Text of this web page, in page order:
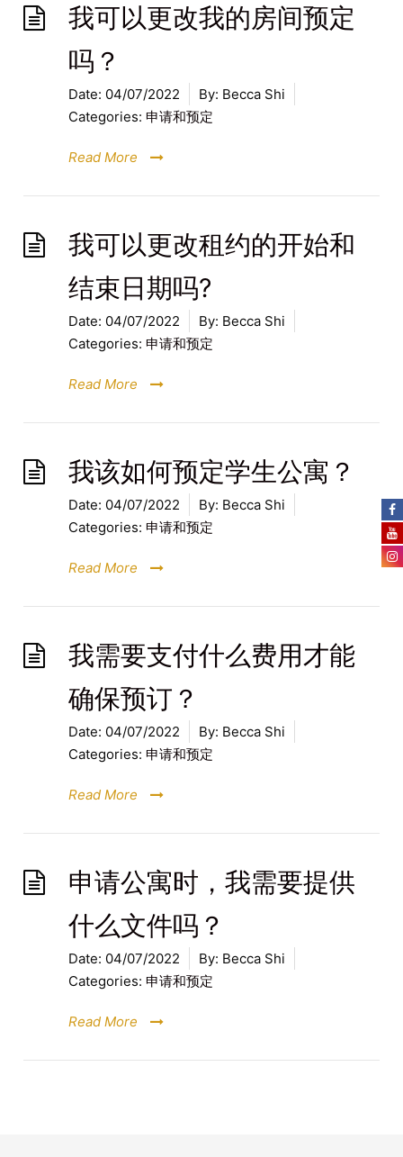
我可以更改我的房间预定
吗？
Date: 04/07/2022 By: Becca Shi
Categories: 申请和预定
Read More
我可以更改租约的开始和
结束日期吗?
Date: 04/07/2022 By: Becca Shi
Categories: 申请和预定
Read More
我该如何预定学生公寓？
Date: 04/07/2022 By: Becca Shi
Categories: 申请和预定
Read More
我需要支付什么费用才能
确保预订？
Date: 04/07/2022 By: Becca Shi
Categories: 申请和预定
Read More
申请公寓时，我需要提供
什么文件吗？
Date: 04/07/2022 By: Becca Shi
Categories: 申请和预定
Read More